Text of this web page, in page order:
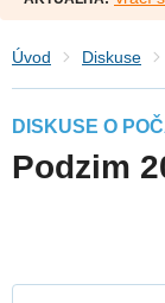
Úvod Diskuse
DISKUSE O
Podzim